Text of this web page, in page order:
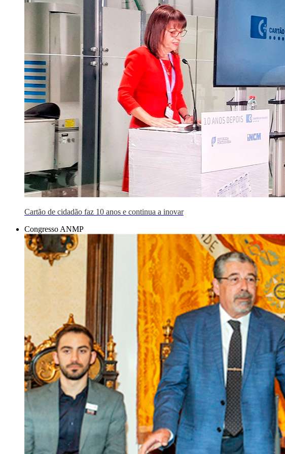
Cartão de cidadão faz 10 anos e continua a inovar
Congresso ANMP